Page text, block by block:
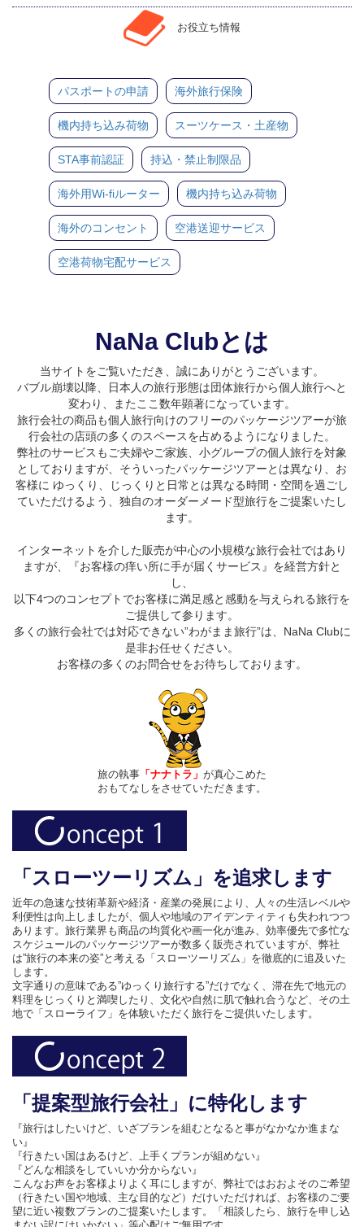
お役立ち情報
パスポートの申請 海外旅行保険
機内持ち込み荷物 スーツケース・土産物
STA事前認証 持込・禁止制限品
海外用Wi-fiルーター 機内持ち込み荷物
海外のコンセント 空港送迎サービス
空港荷物宅配サービス
NaNa Clubとは
当サイトをご覧いただき、誠にありがとうございます。
バブル崩壊以降、日本人の旅行形態は団体旅行から個人旅行へと
変わり、またここ数年顕著になっています。
旅行会社の商品も個人旅行向けのフリーのパッケージツアーが旅
行会社の店頭の多くのスペースを占めるようになりました。
弊社のサービスもご夫婦やご家族、小グループの個人旅行を対象
としておりますが、そういったパッケージツアーとは異なり、お
客様に ゆっくり、じっくりと日常とは異なる時間・空間を過ごし
ていただけるよう、独自のオーダーメード型旅行をご提案いたし
ます。
インターネットを介した販売が中心の小規模な旅行会社ではあり
ますが、『お客様の痒い所に手が届くサービス』を経営方針と
し、
以下4つのコンセプトでお客様に満足感と感動を与えられる旅行を
ご提供して参ります。
多くの旅行会社では対応できない”わがまま旅行”は、NaNa Clubに
是非お任せください。
お客様の多くのお問合せをお待ちしております。
旅の執事 「ナナトラ」 が真心こめた
おもてなしをさせていただきます。
「スローツーリズム」を追求します
近年の急速な技術革新や経済・産業の発展により、人々の生活レベルや
利便性は向上しましたが、個人や地域のアイデンティティも失われつつ
あります。旅行業界も商品の均質化や画一化が進み、効率優先で多忙な
スケジュールのパッケージツアーが数多く販売されていますが、弊社
は”旅行の本来の姿”と考える「スローツーリズム」を徹底的に追及いた
します。
文字通りの意味である”ゆっくり旅行する”だけでなく、滞在先で地元の
料理をじっくりと満喫したり、文化や自然に肌で触れ合うなど、その土
地で「スローライフ」を体験いただく旅行をご提供いたします。
「提案型旅行会社」に特化します
『旅行はしたいけど、いざプランを組むとなると事がなかなか進まな
い』
『行きたい国はあるけど、上手くプランが組めない』
『どんな相談をしていいか分からない』
こんなお声をお客様よりよく耳にしますが、弊社ではおおよそのご希望
（行きたい国や地域、主な目的など）だけいただければ、お客様のご要
望に近い複数プランのご提案いたします。「相談したら、旅行を申し込